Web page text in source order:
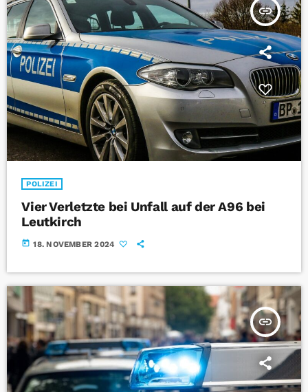
insert_link
POLIZEI
Vier Verletzte bei Unfall auf der A96 bei
Leutkirch
today 18. NOVEMBER 2024
insert_link